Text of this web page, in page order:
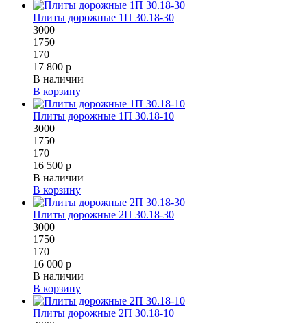
Плиты дорожные 1П 30.18-30
3000
1750
170
17 800 р
В наличии
В корзину
Плиты дорожные 1П 30.18-10
3000
1750
170
16 500 р
В наличии
В корзину
Плиты дорожные 2П 30.18-30
3000
1750
170
16 000 р
В наличии
В корзину
Плиты дорожные 2П 30.18-10